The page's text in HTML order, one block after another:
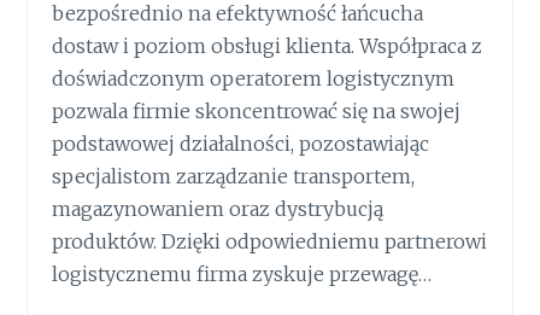
bezpośrednio na efektywność łańcucha
dostaw i poziom obsługi klienta. Współpraca z
doświadczonym operatorem logistycznym
pozwala firmie skoncentrować się na swojej
podstawowej działalności, pozostawiając
specjalistom zarządzanie transportem,
magazynowaniem oraz dystrybucją
produktów. Dzięki odpowiedniemu partnerowi
logistycznemu firma zyskuje przewagę…